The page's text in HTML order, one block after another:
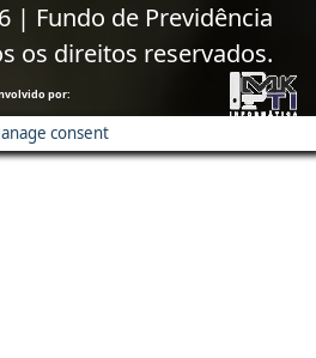
| Fundo de Previdência
os direitos reservados.
por:
consent